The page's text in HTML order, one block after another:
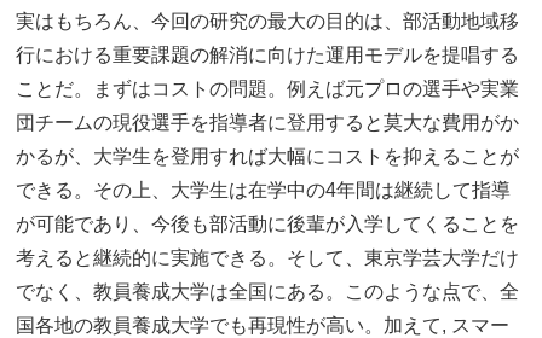
実はもちろん、今回の研究の最大の目的は、部活動地域移
行における重要課題の解消に向けた運用モデルを提唱する
ことだ。まずはコストの問題。例えば元プロの選手や実業
団チームの現役選手を指導者に登用すると莫大な費用がか
かるが、大学生を登用すれば大幅にコストを抑えることが
できる。その上、大学生は在学中の4年間は継続して指導
が可能であり、今後も部活動に後輩が入学してくることを
考えると継続的に実施できる。そして、東京学芸大学だけ
でなく、教員養成大学は全国にある。このような点で、全
国各地の教員養成大学でも再現性が高い。加えて, スマー